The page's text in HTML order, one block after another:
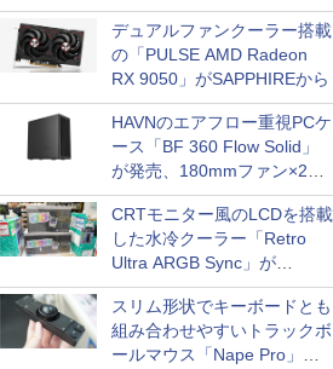
開発
デュアルファンクーラー搭載
の「PULSE AMD Radeon
RX 9050」がSAPPHIREから
HAVNのエアフロー重視PCケ
ース「BF 360 Flow Solid」
が発売、180mmファン×2搭
載
CRTモニター風のLCDを搭載
した水冷クーラー「Retro
Ultra ARGB Sync」が
Thermaltakeから
スリム形状でキーボードとも
組み合わせやすいトラックボ
ールマウス「Nape Pro」が